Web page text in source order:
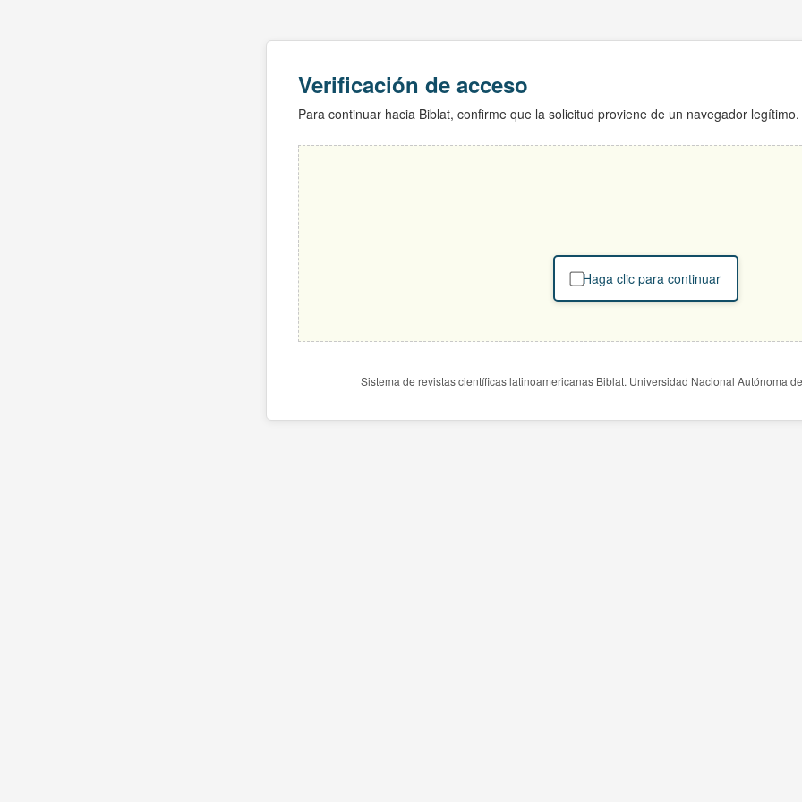
Verificación de acceso
Para continuar hacia Biblat, confirme que la solicitud proviene de un navegador legítimo.
Haga clic para continuar
Sistema de revistas científicas latinoamericanas Biblat. Universidad Nacional Autónoma